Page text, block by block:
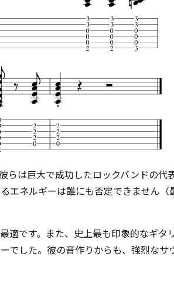
らは巨大で成功したロックバンドの代
エネルギーは誰にも否定できません（
適です。また、史上最も印象的なギタ
でした。彼の音作りからも、強烈なサ